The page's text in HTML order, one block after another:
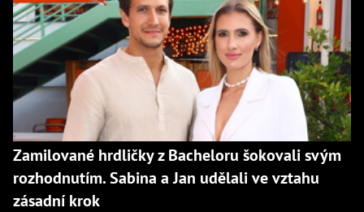
Zamilované hrdličky z Bacheloru šokovali svým
rozhodnutím. Sabina a Jan udělali ve vztahu
zásadní krok